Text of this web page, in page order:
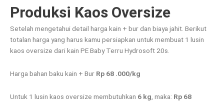
Produksi Kaos Oversize
Setelah mengetahui detail harga kain + bur dan biaya jahit. Berikut
totalan harga yang harus kamu persiapkan untuk membuat 1 lusin
kaos oversize dari kain PE Baby Terru Hydrosoft 20s.
Harga bahan baku kain + Bur Rp 68 .000/kg
Untuk 1 lusin kaos oversize membutuhkan 6 kg , maka: Rp 68